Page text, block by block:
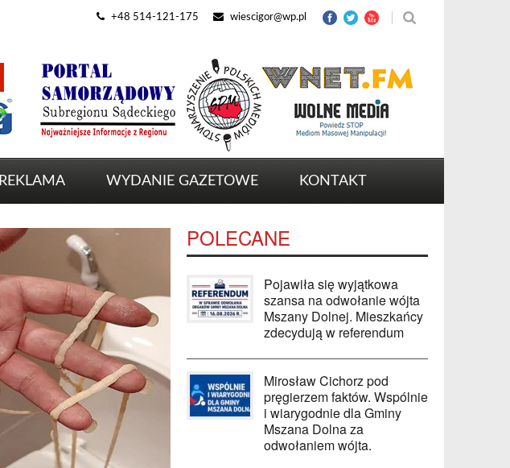
+48 514-121-175 wiescigor@wp.pl
REKLAMA WYDANIE GAZETOWE KONTAKT
POLECANE
Pojawiła się wyjątkowa
szansa na odwołanie wójta
Mszany Dolnej. Mieszkańcy
zdecydują w referendum
Mirosław Cichorz pod
pręgierzem faktów. Wspólnie
i wiarygodnie dla Gminy
Mszana Dolna za
odwołaniem wójta.